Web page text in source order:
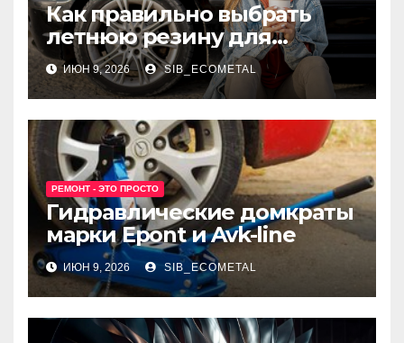
Как правильно выбрать
летнюю резину для
машины?
ИЮН 9, 2026 SIB_ECOMETAL
РЕМОНТ - ЭТО ПРОСТО
Гидравлические домкраты
марки Epont и Avk-line
ИЮН 9, 2026 SIB_ECOMETAL